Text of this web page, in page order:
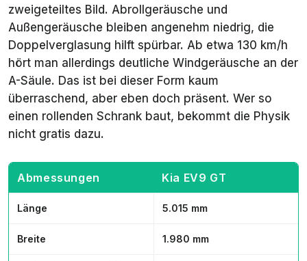
zweigeteiltes Bild. Abrollgeräusche und
Außengeräusche bleiben angenehm niedrig, die
Doppelverglasung hilft spürbar. Ab etwa 130 km/h
hört man allerdings deutliche Windgeräusche an der
A-Säule. Das ist bei dieser Form kaum
überraschend, aber eben doch präsent. Wer so
einen rollenden Schrank baut, bekommt die Physik
nicht gratis dazu.
Abmessungen Kia EV9 GT
Länge 5.015 mm
Breite 1.980 mm